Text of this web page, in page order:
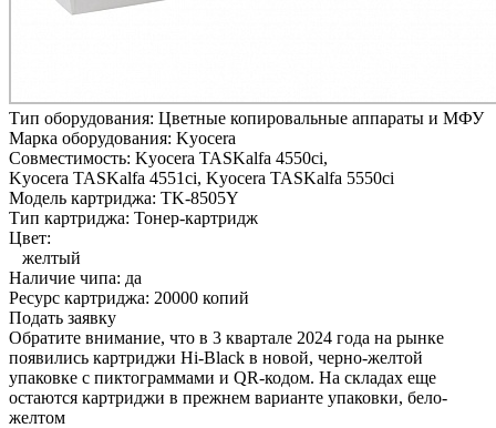
Тип оборудования: Цветные копировальные аппараты и МФУ
Марка оборудования: Kyocera
Совместимость: Kyocera TASKalfa 4550ci,
Kyocera TASKalfa 4551ci, Kyocera TASKalfa 5550ci
Модель картриджа: TK-8505Y
Тип картриджа: Тонер-картридж
Цвет:
желтый
Наличие чипа: да
Ресурс картриджа: 20000 копий
Подать заявку
Обратите внимание, что в 3 квартале 2024 года на рынке
появились картриджи Hi-Black в новой, черно-желтой
упаковке с пиктограммами и QR-кодом. На складах еще
остаются картриджи в прежнем варианте упаковки, бело-
желтом